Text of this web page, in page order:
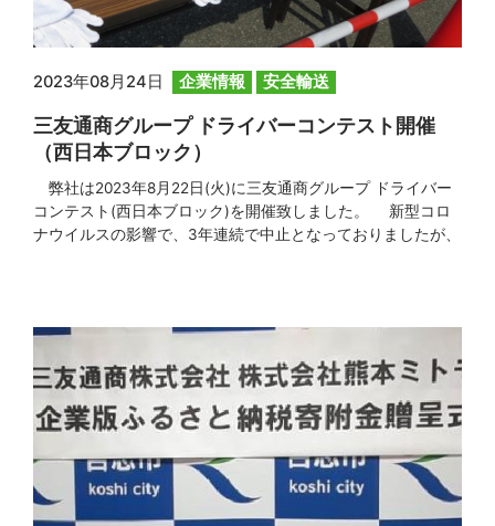
2023年08月24日 企業情報 安全輸送
三友通商グループ ドライバーコンテスト開催
（西日本ブロック）
弊社は2023年8月22日(火)に三友通商グループ ドライバー
コンテスト(西日本ブロック)を開催致しました。 新型コロ
ナウイルスの影響で、3年連続で中止となっておりましたが、
見学者の体調など不安もありましたが、無事コンテストを